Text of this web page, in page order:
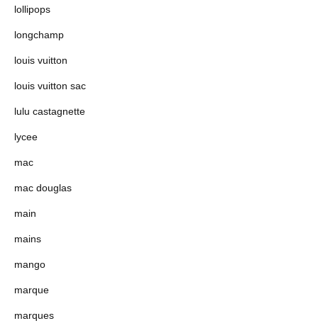
lollipops
longchamp
louis vuitton
louis vuitton sac
lulu castagnette
lycee
mac
mac douglas
main
mains
mango
marque
marques